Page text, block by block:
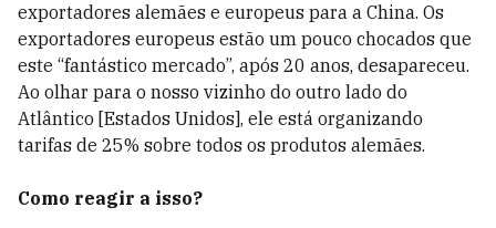
exportadores alemães e europeus para a China. Os
exportadores europeus estão um pouco chocados que
este “fantástico mercado”, após 20 anos, desapareceu.
Ao olhar para o nosso vizinho do outro lado do
Atlântico [Estados Unidos], ele está organizando
tarifas de 25% sobre todos os produtos alemães.
Como reagir a isso?